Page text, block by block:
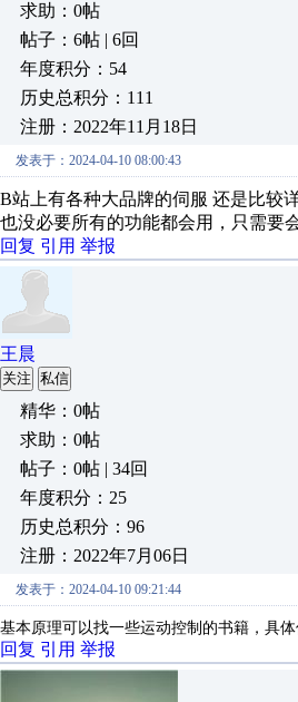
求助：0帖
帖子：6帖 | 6回
年度积分：54
历史总积分：111
注册：2022年11月18日
发表于：2024-04-10 08:00:43
B站上有各种大品牌的伺服 还是比较
也没必要所有的功能都会用，只需要
回复 引用 举报
王晨
关注 私信
精华：0帖
求助：0帖
帖子：0帖 | 34回
年度积分：25
历史总积分：96
注册：2022年7月06日
发表于：2024-04-10 09:21:44
基本原理可以找一些运动控制的书籍，具
回复 引用 举报